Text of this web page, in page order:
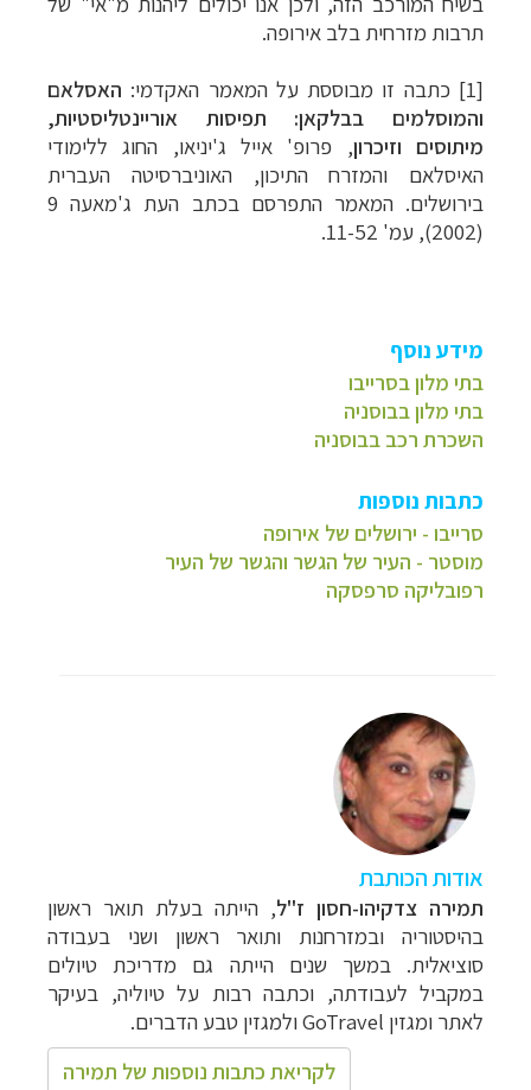
תרבות מזרחית בלב אירופה.
[1] כתבה זו מבוססת על המאמר האקדמי:
האסלאם
והמוסלמים בבלקאן: תפיסות אוריינטליסטיות,
מיתוסים וזיכרון, פרופ' אייל ג'יניאו, החוג ללימודי
האיסלאם והמזרח התיכון, האוניברסיטה העברית
בירושלים. המאמר התפרסם בכתב העת
ג'מאעה 9
(2002), עמ' 11-52.
מידע נוסף
בתי מלון בסרייבו
בתי מלון בבוסניה
השכרת רכב בבוסניה
כתבות נוספות
סרייבו - ירושלים של אירופה
מוסטר - העיר של הגשר והגשר של העיר
רפובליקה סרפסקה
אודות הכותבת
תמירה צדקיהו-חסון ז"ל, הייתה בעלת תואר ראשון
בהיסטוריה ובמזרחנות ותואר ראשון ושני בעבודה
סוציאלית. במשך שנים הייתה גם מדריכת טיולים
במקביל לעבודתה, וכתבה רבות על טיוליה, בעיקר
לאתר ומגזין GoTravelולמגזין טבע הדברים.
לקריאת כתבות נוספות של תמירה